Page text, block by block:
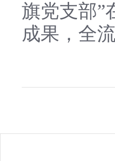
旗党支部”
成果，全